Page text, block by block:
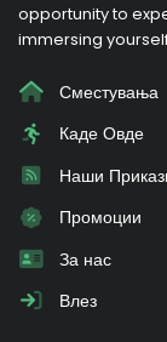
opportunity to
immersing
Сместувања
Каде Овде
Наши
Промоции
За нас
Влез